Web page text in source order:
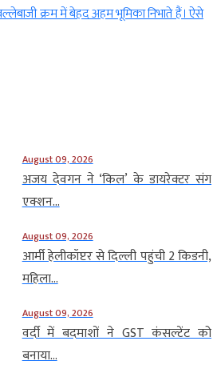
का विषय बन गया है। पंत ने देर रात उत्तराखंड
टैग करते हुए अपने लिए जमीन खरीदने […]
August 09, 2026
अजय देवगन ने ‘किल’ के डायरेक्टर संग
एक्शन...
August 09, 2026
आर्मी हेलीकॉप्टर से दिल्ली पहुंची 2 किडनी,
महिला...
August 09, 2026
वर्दी में बदमाशों ने GST कंसल्टेंट को
बनाया...